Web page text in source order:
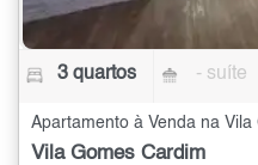
3 quartos - suíte
Vila Gomes Cardim